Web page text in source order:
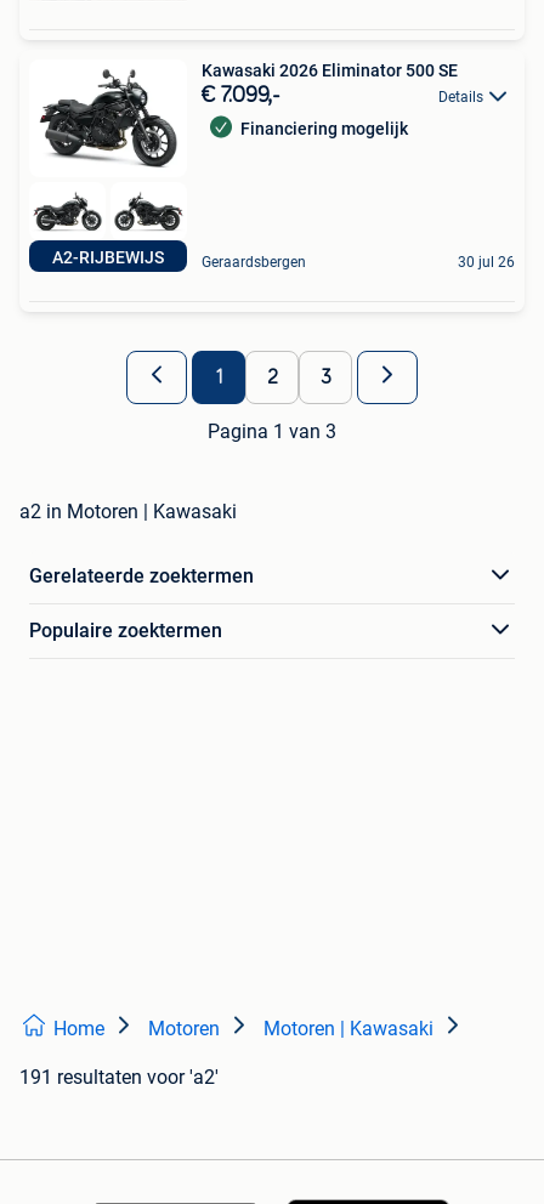
A2-RIJBEWIJS
Kawasaki 2026 Eliminator 500 SE
€ 7.099,- Details
Financiering mogelijk
Geraardsbergen 30 jul 26
1 2 3
Pagina 1 van 3
a2 in Motoren | Kawasaki
Gerelateerde zoektermen
Populaire zoektermen
Home Motoren Motoren | Kawasaki
191 resultaten voor 'a2'